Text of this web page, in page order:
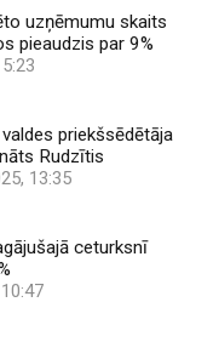
uzņēmumu skaits
pieaudzis par 9%
valdes priekšsēdētāja
Rudzītis
13:35
ceturksnī